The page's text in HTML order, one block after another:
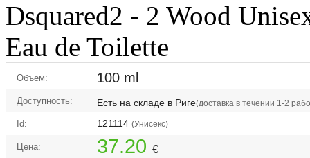
Dsquared2 - 2 Wood
Eau de Toilette
Объем: 100 ml
Доступность: Есть на складе в Риге(доставка в течении 1-2
Id: 121114 (Унисекс)
Цена: 37.20 €